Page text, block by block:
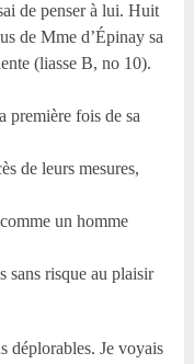
de penser à lui. Huit
de Mme d’Épinay sa
(liasse B, no 10).
première fois de sa
de leurs mesures,
un homme
sans risque au plaisir
déplorables. Je voyais